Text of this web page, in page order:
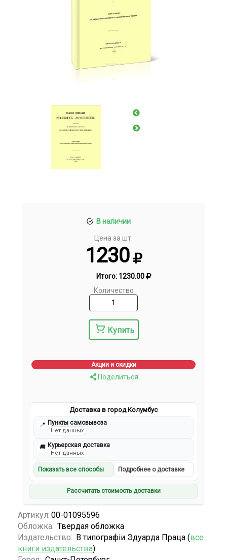
В наличии
Цена за шт.
1230
Итого: 1230.00
Количество
Купить
Акции и скидки
Поделиться
Доставка в город Колумбус
📍 Пункты самовывоза
Нет данных
🚚 Курьерская доставка
Нет данных
Показать все способы Подробнее о доставке
Рассчитать стоимость доставки
Артикул: 00-01095596
Обложка: Твердая обложка
Издательство: В типографiи Эдуарда Праца (все
книги издательства)